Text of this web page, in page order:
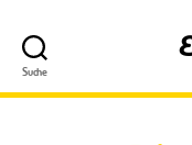
Suche